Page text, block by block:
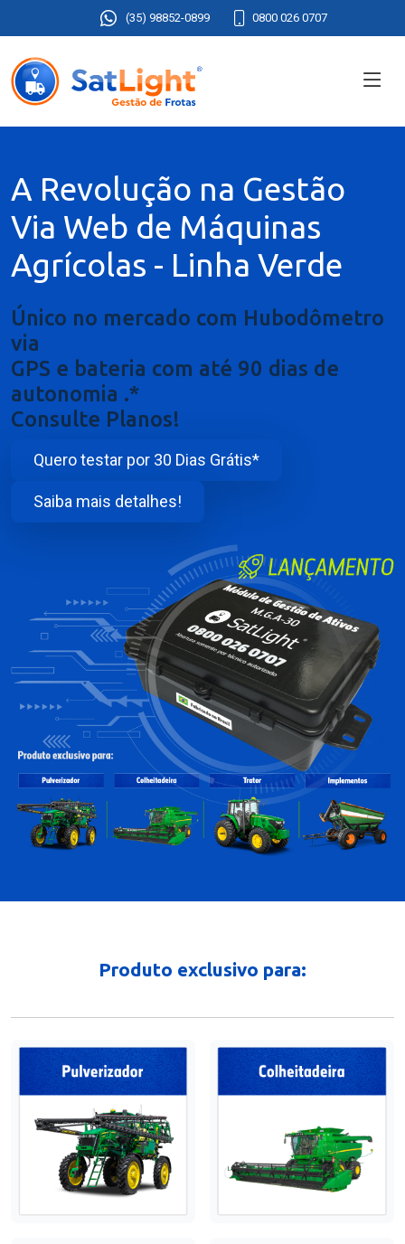
(35) 98852-0899 0800 026 0707
A Revolução na Gestão
Via Web de Máquinas
Agrícolas - Linha Verde
Único no mercado com Hubodômetro
via
GPS e bateria com até 90 dias de
autonomia .*
Consulte Planos!
Quero testar por 30 Dias Grátis*
Saiba mais detalhes!
Produto exclusivo para: